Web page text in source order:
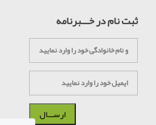
ثبت نام در خـــبرنامه